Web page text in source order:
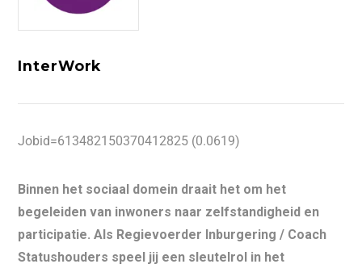
InterWork
Jobid=613482150370412825 (0.0619)
Binnen het sociaal domein draait het om het
begeleiden van inwoners naar zelfstandigheid en
participatie. Als Regievoerder Inburgering / Coach
Statushouders speel jij een sleutelrol in het